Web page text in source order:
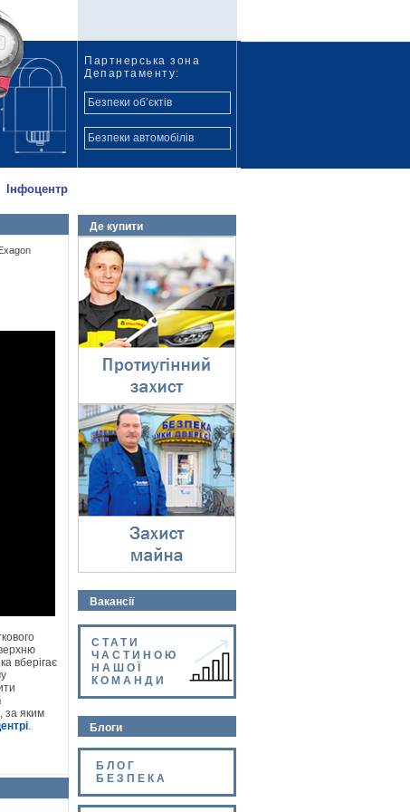
Партнерська зона
Департаменту:
Безпеки об’єктів
Безпеки автомобілів
Інфоцентр
вберігає
за яким
Де купити
Протиугінний захист
⇓
Захист майна
⇓
Вакансії
СТАТИ
ЧАСТИНОЮ
НАШОЇ
КОМАНДИ
Блоги
БЛОГ
БЕЗПЕКА